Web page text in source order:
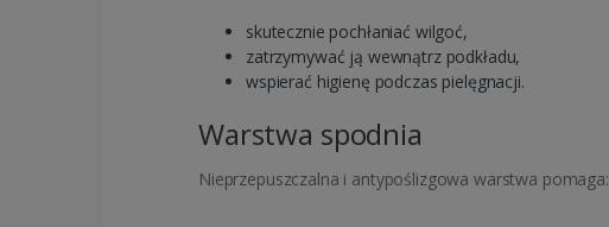
skutecznie pochłaniać wilgoć,
zatrzymywać ją wewnątrz podkładu,
wspierać higienę podczas pielęgnacji.
Warstwa spodnia
Nieprzepuszczalna i antypoślizgowa warstwa pomaga: